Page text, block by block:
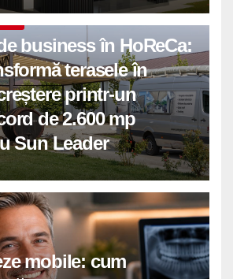
business în HoReCa:
terasele în
printr-un
de 2.600 mp
Sun Leader
mobile: cum